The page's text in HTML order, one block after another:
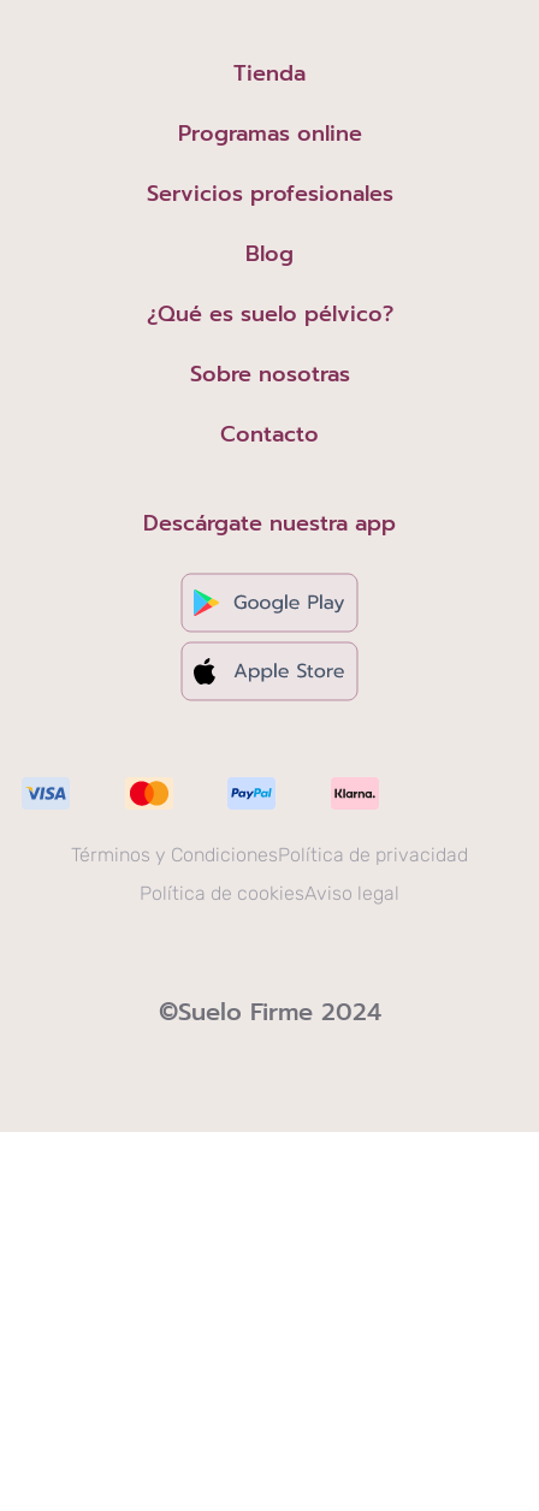
Tienda
Programas online
Servicios profesionales
Blog
¿Qué es suelo pélvico?
Sobre nosotras
Contacto
Descárgate nuestra app
Términos y CondicionesPolítica de privacidad
Política de cookiesAviso legal
©Suelo Firme 2024